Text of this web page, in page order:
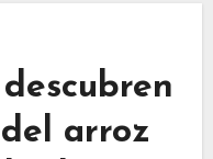
arroz